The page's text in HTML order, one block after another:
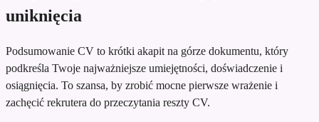
uniknięcia
Podsumowanie CV to krótki akapit na górze dokumentu, który
podkreśla Twoje najważniejsze umiejętności, doświadczenie i
osiągnięcia. To szansa, by zrobić mocne pierwsze wrażenie i
zachęcić rekrutera do przeczytania reszty CV.